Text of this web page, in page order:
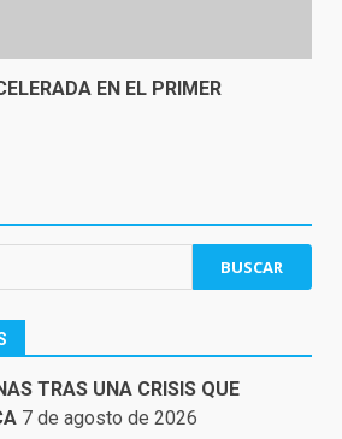
EN EL PRIMER
TRAS UNA CRISIS QUE
7 de agosto de 2026